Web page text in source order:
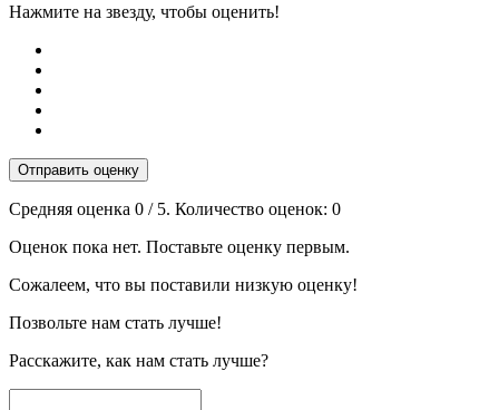
Нажмите на звезду, чтобы оценить!
Отправить оценку
Средняя оценка 0 / 5. Количество оценок: 0
Оценок пока нет. Поставьте оценку первым.
Сожалеем, что вы поставили низкую оценку!
Позвольте нам стать лучше!
Расскажите, как нам стать лучше?